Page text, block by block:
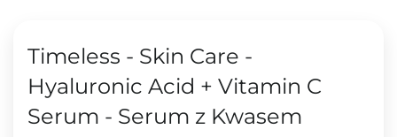
Timeless - Skin Care -
Hyaluronic Acid + Vitamin C
Serum - Serum z Kwasem